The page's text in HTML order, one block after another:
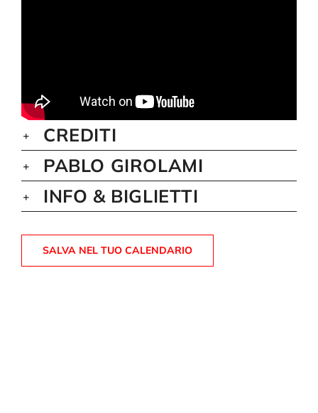
CREDITI
PABLO GIROLAMI
INFO & BIGLIETTI
SALVA NEL TUO CALENDARIO